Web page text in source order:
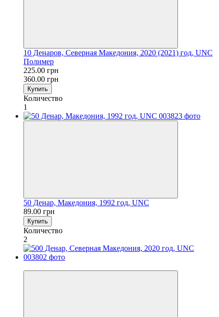
10 Денаров, Северная Македония, 2020 (2021) год, UNC
Полимер
225.00 грн
360.00 грн
Купить
Количество
1
50 Денар, Македония, 1992 год, UNC
89.00 грн
Купить
Количество
2